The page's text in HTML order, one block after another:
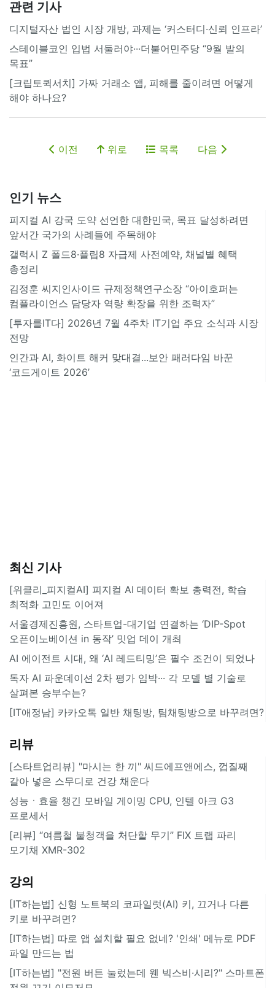
관련 기사
디지털자산 법인 시장 개방, 과제는 ‘커스터디·신뢰 인프라’
스테이블코인 입법 서둘러야···더불어민주당 “9월 발의
목표”
[크립토퀵서치] 가짜 거래소 앱, 피해를 줄이려면 어떻게
해야 하나요?
이전 위로 목록 다음
인기 뉴스
피지컬 AI 강국 도약 선언한 대한민국, 목표 달성하려면
앞서간 국가의 사례들에 주목해야
갤럭시 Z 폴드8·플립8 자급제 사전예약, 채널별 혜택
총정리
김정훈 씨지인사이드 규제정책연구소장 “아이호퍼는
컴플라이언스 담당자 역량 확장을 위한 조력자”
[투자를IT다] 2026년 7월 4주차 IT기업 주요 소식과 시장
전망
인간과 AI, 화이트 해커 맞대결...보안 패러다임 바꾼
‘코드게이트 2026’
최신 기사
[위클리_피지컬AI] 피지컬 AI 데이터 확보 총력전, 학습
최적화 고민도 이어져
서울경제진흥원, 스타트업-대기업 연결하는 ‘DIP-Spot
오픈이노베이션 in 동작’ 밋업 데이 개최
AI 에이전트 시대, 왜 ‘AI 레드티밍’은 필수 조건이 되었나
독자 AI 파운데이션 2차 평가 임박··· 각 모델 별 기술로
살펴본 승부수는?
[IT애정남] 카카오톡 일반 채팅방, 팀채팅방으로 바꾸려면?
리뷰
[스타트업리뷰] "마시는 한 끼" 씨드에프앤에스, 껍질째
갈아 넣은 스무디로 건강 채운다
성능ㆍ효율 챙긴 모바일 게이밍 CPU, 인텔 아크 G3
프로세서
[리뷰] “여름철 불청객을 처단할 무기” FIX 트랩 파리
모기채 XMR-302
강의
[IT하는법] 신형 노트북의 코파일럿(AI) 키, 끄거나 다른
키로 바꾸려면?
[IT하는법] 따로 앱 설치할 필요 없네? '인쇄' 메뉴로 PDF
파일 만드는 법
[IT하는법] "전원 버튼 눌렀는데 웬 빅스비·시리?" 스마트폰